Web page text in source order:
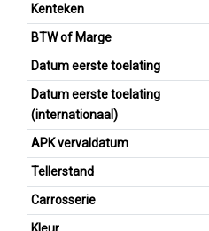
Kenteken
BTW of Marge
Datum eerste toelating
Datum eerste toelating
(internationaal)
APK vervaldatum
Tellerstand
Carrosserie